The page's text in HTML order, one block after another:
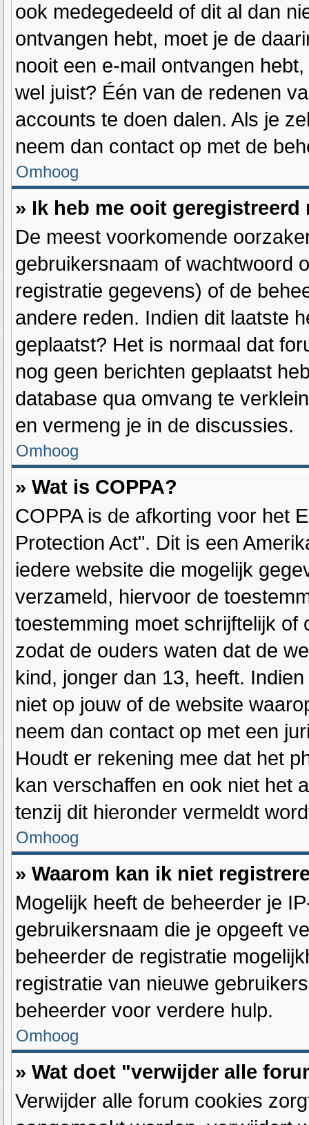
ook medegedeeld of dit al dan
ontvangen hebt, moet je de
nooit een e-mail ontvangen
wel juist? Één van de redenen
accounts te doen dalen. Als je
neem dan contact op met de
Omhoog
» Ik heb me ooit
De meest voorkomende
gebruikersnaam of wachtwoord
registratie gegevens) of de
andere reden. Indien dit laatste
geplaatst? Het is normaal dat
nog geen berichten geplaatst
database qua omvang te
en vermeng je in de discussies.
Omhoog
» Wat is COPPA?
COPPA is de afkorting voor het
Protection Act". Dit is een
iedere website die mogelijk
verzameld, hiervoor de
toestemming moet schrijftelijk
zodat de ouders waten dat de
kind, jonger dan 13, heeft.
niet op jouw of de website
neem dan contact op met een
Houdt er rekening mee dat het
kan verschaffen en ook niet het
tenzij dit hieronder vermeldt
Omhoog
» Waarom kan ik niet
Mogelijk heeft de beheerder je
gebruikersnaam die je opgeeft
beheerder de registratie
registratie van nieuwe
beheerder voor verdere hulp.
Omhoog
» Wat doet "verwijder alle
Verwijder alle forum cookies